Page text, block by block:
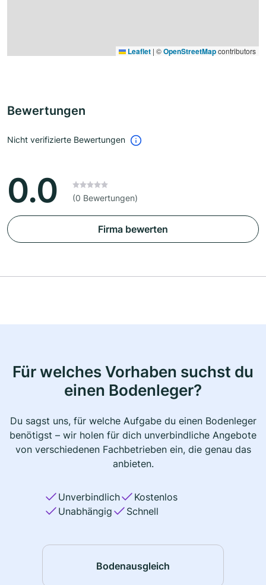
Leaflet | ©OpenStreetMapcontributors
Bewertungen
Nicht verifizierte Bewertungen
0.0 (0 Bewertungen)
Firma bewerten
Für welches Vorhaben suchst du
einen Bodenleger?
Du sagst uns, für welche Aufgabe du einen Bodenleger
benötigst – wir holen für dich unverbindliche Angebote
von verschiedenen Fachbetrieben ein, die genau das
anbieten.
Unverbindlich
Kostenlos
Unabhängig
Schnell
Bodenausgleich